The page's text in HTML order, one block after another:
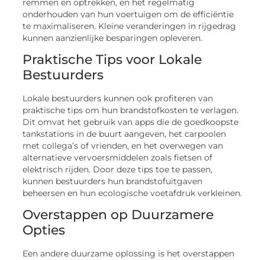
remmen en optrekken, en het regelmatig
onderhouden van hun voertuigen om de efficiëntie
te maximaliseren. Kleine veranderingen in rijgedrag
kunnen aanzienlijke besparingen opleveren.
Praktische Tips voor Lokale
Bestuurders
Lokale bestuurders kunnen ook profiteren van
praktische tips om hun brandstofkosten te verlagen.
Dit omvat het gebruik van apps die de goedkoopste
tankstations in de buurt aangeven, het carpoolen
met collega’s of vrienden, en het overwegen van
alternatieve vervoersmiddelen zoals fietsen of
elektrisch rijden. Door deze tips toe te passen,
kunnen bestuurders hun brandstofuitgaven
beheersen en hun ecologische voetafdruk verkleinen.
Overstappen op Duurzamere
Opties
Een andere duurzame oplossing is het overstappen